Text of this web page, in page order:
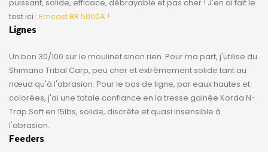
puissant, solide, efficace, débrayable et pas cher ! J'en ai fait le
test ici : Emcast BR 5000A !
Lignes
Un bon 30/100 sur le moulinet sinon rien. Pour ma part, j'utilise du
Shimano Tribal Carp, peu cher et extrêmement solide tant au
nœud qu'à l'abrasion. Pour le bas de ligne, par eaux hautes et
colorées, j'ai une totale confiance en la tresse gainée Korda N-
Trap Soft en 15lbs, solide, discrète et quasi insensible à
l'abrasion.
Feeders